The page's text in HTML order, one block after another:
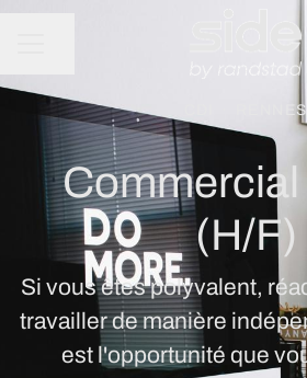
RENNES
Commercial
(H/F)
Si vous êtes polyvalent,
travailler de manière
est l'opportunité que